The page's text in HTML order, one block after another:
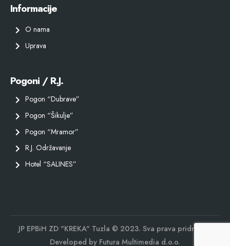
Informacije
O nama
Uprava
Pogoni / R.J.
Pogon “Dubrave”
Pogon “Šikulje”
Pogon “Mramor”
R.J. Održavanje
Hotel “SALINES”
JP EPBiH ZD "KREKA" Tuzla © 2023. Sva prava pridržana.
Developed by Futura Multimedia d.o.o.